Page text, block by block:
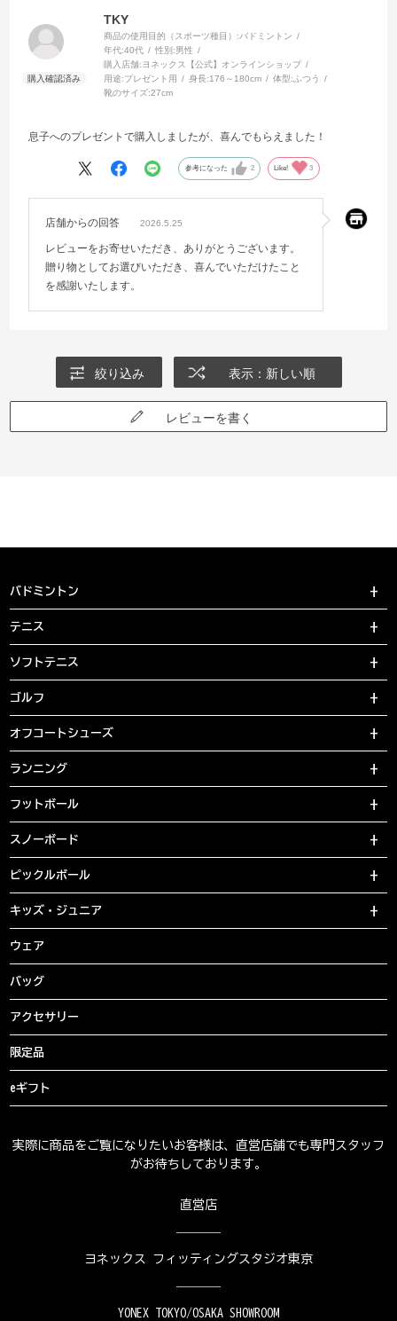
TKY
商品の使用目的（スポーツ種目）:バドミントン
年代:40代 性別:男性
購入店舗: ヨネックス【公式】オンラインショップ
用途:プレゼント用 身長:176～180cm 体型: ふつう
靴のサイズ:27cm
息子へのプレゼントで購入しましたが、喜んでもらえました！
参考になった 2 Like! 3
店舗からの回答 2026.5.25
レビューをお寄せいただき、ありがとうございます。
贈り物としてお選びいただき、喜んでいただけたこと
を感謝いたします。
絞り込み 表示：新しい順
レビューを書く
バドミントン
テニス
ソフトテニス
ゴルフ
オフコートシューズ
ランニング
フットボール
スノーボード
ピックルボール
キッズ・ジュニア
ウェア
バッグ
アクセサリー
限定品
eギフト
実際に商品をご覧になりたいお客様は、直営店舗でも専門スタッフ
がお待ちしております。
直営店
ヨネックス フィッティングスタジオ東京
YONEX TOKYO/OSAKA SHOWROOM